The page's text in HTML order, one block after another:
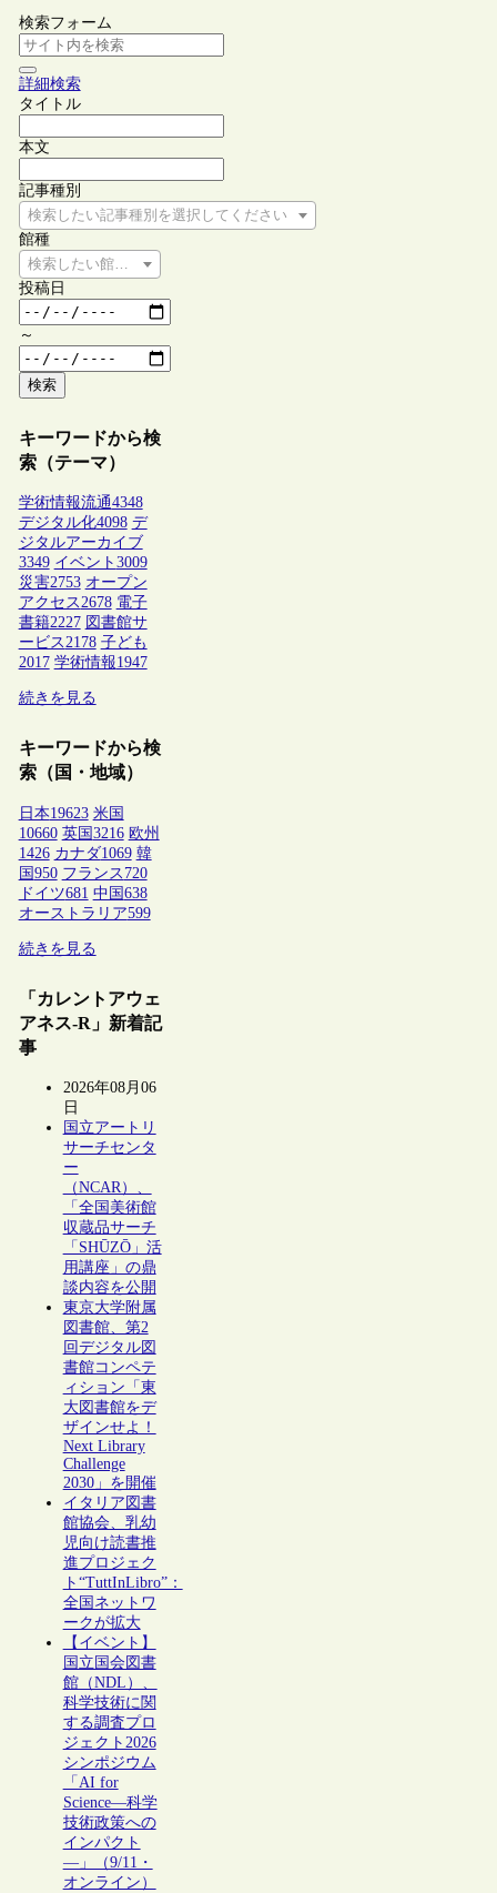
検索フォーム
詳細検索
タイトル
本文
記事種別
検索したい記事種別を選択してください
館種
検索したい館種を選択してください
投稿日
～
検索
キーワードから検
索（テーマ）
学術情報流通4348
デジタル化4098 デ
ジタルアーカイブ
3349 イベント 3009
災害2753 オープン
アクセス2678 電子
書籍2227 図書館サ
ービス2178 子ども
2017 学術情報1947
続きを見る
キーワードから検
索（国・地域）
日本19623 米国
10660 英国 3216 欧州
1426 カナダ1069 韓
国 950 フランス 720
ドイツ681 中国 638
オーストラリア599
続きを見る
「カレントアウェ
アネス-R」新着記
事
2026年08月06
日
国立アートリ
サーチセンタ
ー
（NCAR）、
「全国美術館
収蔵品サーチ
「SHŪZŌ」活
用講座」の鼎
談内容を公開
東京大学附属
図書館、第2
回デジタル図
書館コンペテ
ィション「東
大図書館をデ
ザインせよ！
Next Library
Challenge
2030」を開催
イタリア図書
館協会、乳幼
児向け読書推
進プロジェク
ト“TuttInLibro”：
全国ネットワ
ークが拡大
【イベント】
国立国会図書
館（NDL）、
科学技術に関
する調査プロ
ジェクト2026
シンポジウム
「AI for
Science―科学
技術政策への
インパクト
―」（9/11・
オンライン）